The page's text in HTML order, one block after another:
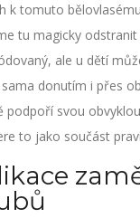
k tomuto
tu magicky
ale u dětí
donutím i přes
podpoří svou
to jako součást